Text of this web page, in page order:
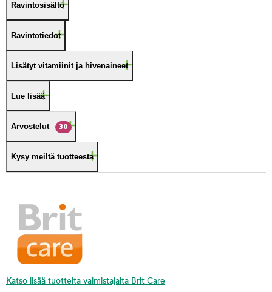
Ravintosisältö
Ravintotiedot
Lisätyt vitamiinit ja hivenaineet
Lue lisää
Arvostelut 30
Kysy meiltä tuotteesta
Katso lisää tuotteita valmistajalta Brit Care